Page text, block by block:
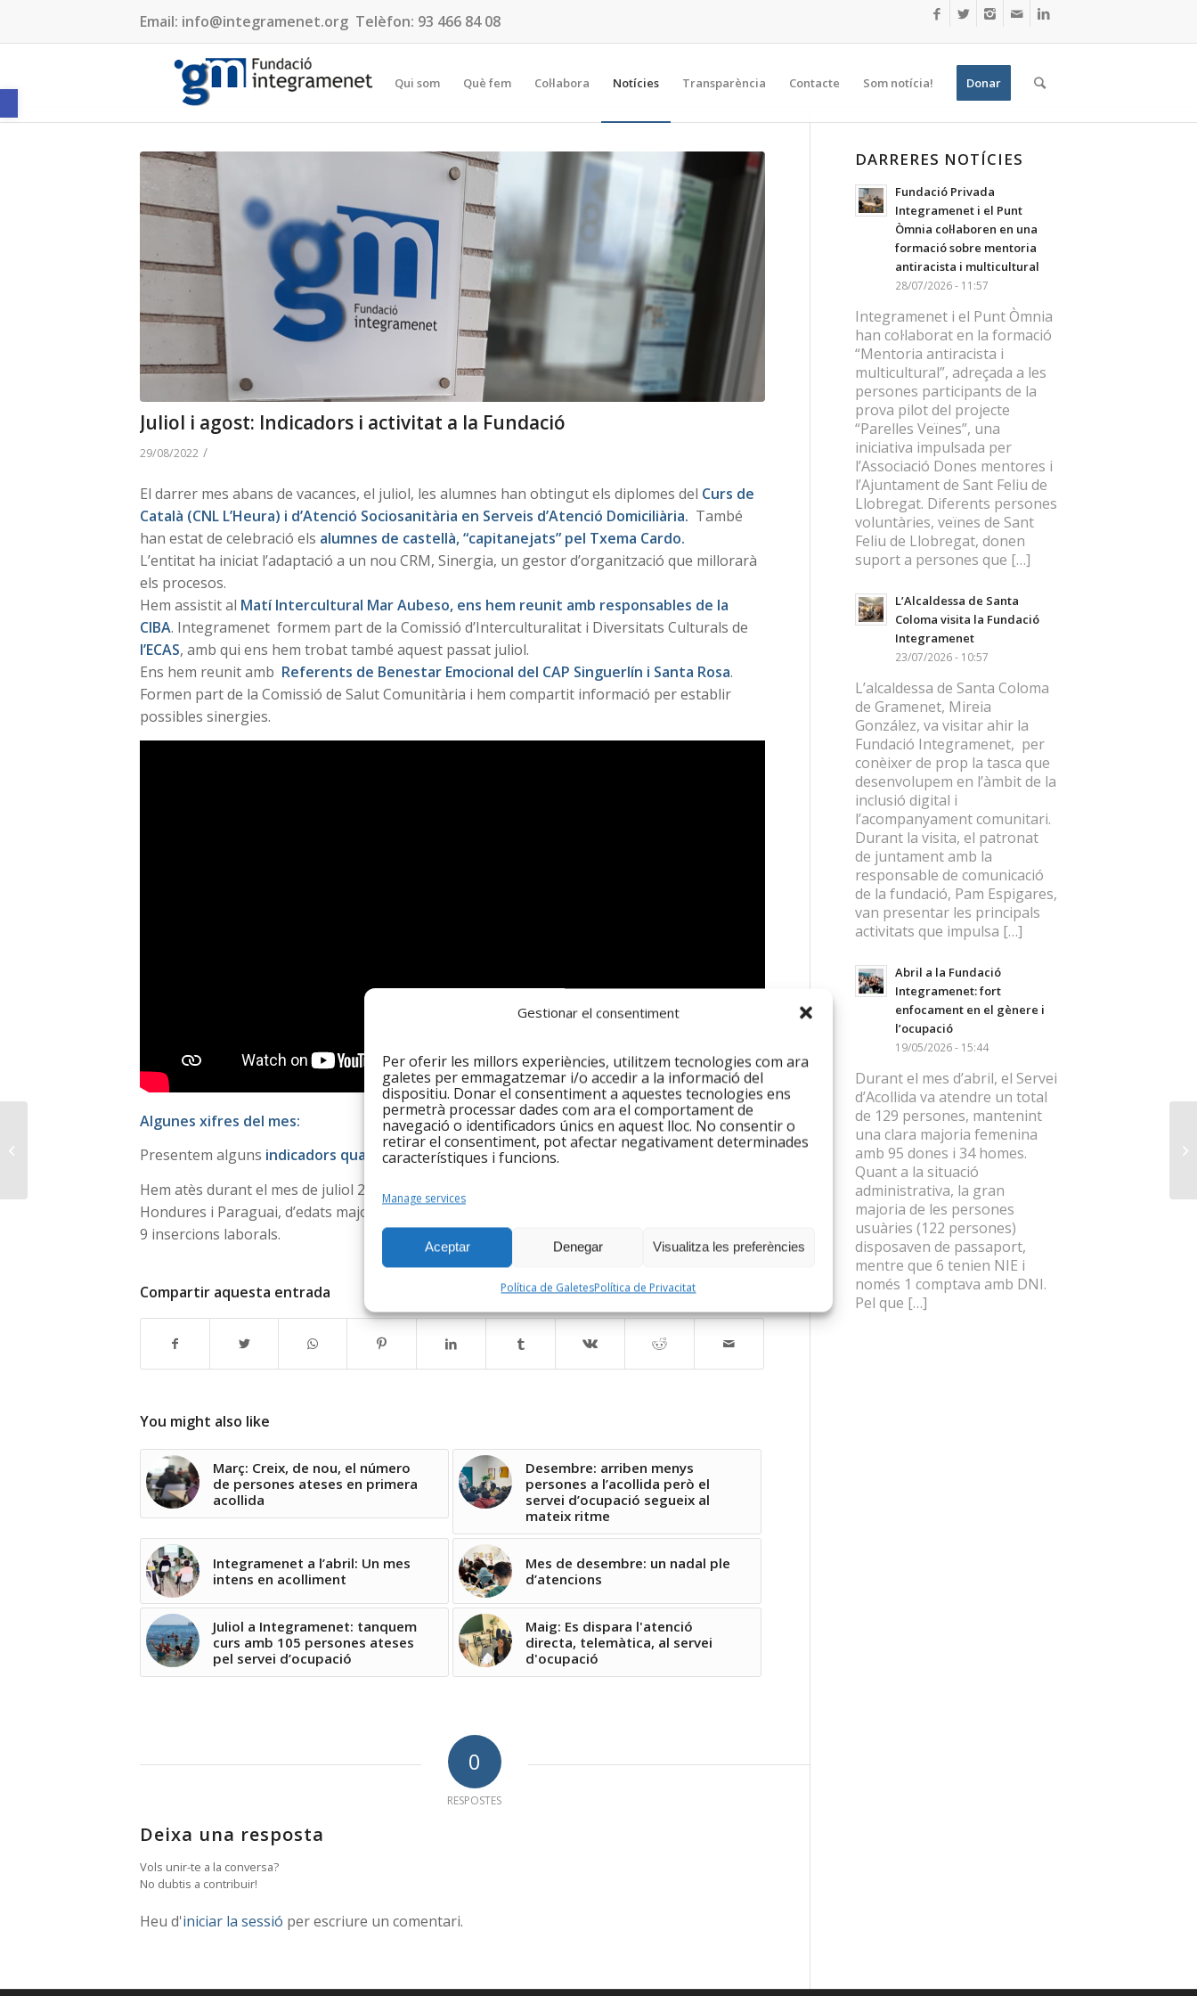
Obre la barra d'eines
Gestionar el consentiment
Per oferir les millors experiències, utilitzem tecnologies com ara
galetes per emmagatzemar i/o accedir a la informació del
dispositiu. Donar el consentiment a aquestes tecnologies ens
permetrà processar dades com ara el comportament de
navegació o identificadors únics en aquest lloc. No consentir o
retirar el consentiment, pot afectar negativament determinades
característiques i funcions.
Manage services
Aceptar Denegar Visualitza les preferències
Política de GaletesPolítica de Privacitat
Email: info@integramenet.org Telèfon: 93 466 84 08
Qui som Què fem Col·labora Notícies Transparència Contacte Som notícia! Donar
Juliol i agost: Indicadors i activitat a la Fundació
29/08/2022 /
El darrer mes abans de vacances, el juliol, les alumnes han obtingut els diplomes del Curs de
Català (CNL L’Heura) i d’Atenció Sociosanitària en Serveis d’Atenció Domiciliària. També
han estat de celebració els alumnes de castellà, “capitanejats” pel Txema Cardo.
L’entitat ha iniciat l’adaptació a un nou CRM, Sinergia, un gestor d’organització que millorarà
els procesos.
Hem assistit al Matí Intercultural Mar Aubeso, ens hem reunit amb responsables de la
CIBA. Integramenet formem part de la Comissió d’Interculturalitat i Diversitats Culturals de
l’ECAS, amb qui ens hem trobat també aquest passat juliol.
Ens hem reunit amb Referents de Benestar Emocional del CAP Singuerlín i Santa Rosa.
Formen part de la Comissió de Salut Comunitària i hem compartit informació per establir
possibles sinergies.
Algunes xifres del mes:
Presentem alguns indicadors quantitatius Servei Ocupació Juliol 2022
Hem atès durant el mes de juliol 25 persones, provinents en la seva majoria de Colòmbia,
Hondures i Paraguai, d’edats majoritàriament compreses entre els 46-65 anys. S’han produït
9 insercions laborals.
Compartir aquesta entrada
You might also like
Març: Creix, de nou, el número
de persones ateses en primera
acollida
Desembre: arriben menys
persones a l’acollida però el
servei d’ocupació segueix al
mateix ritme
Integramenet a l’abril: Un mes
intens en acolliment
Mes de desembre: un nadal ple
d’atencions
Juliol a Integramenet: tanquem
curs amb 105 persones ateses
pel servei d’ocupació
Maig: Es dispara l'atenció
directa, telemàtica, al servei
d'ocupació
0
RESPOSTES
Deixa una resposta
Vols unir-te a la conversa?
No dubtis a contribuir!
Heu d'iniciar la sessió per escriure un comentari.
DARRERES NOTÍCIES
Fundació Privada
Integramenet i el Punt
Òmnia col·laboren en una
formació sobre mentoria
antiracista i multicultural
28/07/2026 - 11:57
Integramenet i el Punt Òmnia
han col·laborat en la formació
“Mentoria antiracista i
multicultural”, adreçada a les
persones participants de la
prova pilot del projecte
“Parelles Veïnes”, una
iniciativa impulsada per
l’Associació Dones mentores i
l’Ajuntament de Sant Feliu de
Llobregat. Diferents persones
voluntàries, veïnes de Sant
Feliu de Llobregat, donen
suport a persones que […]
L’Alcaldessa de Santa
Coloma visita la Fundació
Integramenet
23/07/2026 - 10:57
L’alcaldessa de Santa Coloma
de Gramenet, Mireia
González, va visitar ahir la
Fundació Integramenet, per
conèixer de prop la tasca que
desenvolupem en l’àmbit de la
inclusió digital i
l’acompanyament comunitari.
Durant la visita, el patronat
de juntament amb la
responsable de comunicació
de la fundació, Pam Espigares,
van presentar les principals
activitats que impulsa […]
Abril a la Fundació
Integramenet: fort
enfocament en el gènere i
l’ocupació
19/05/2026 - 15:44
Durant el mes d’abril, el Servei
d’Acollida va atendre un total
de 129 persones, mantenint
una clara majoria femenina
amb 95 dones i 34 homes.
Quant a la situació
administrativa, la gran
majoria de les persones
usuàries (122 persones)
disposaven de passaport,
mentre que 6 tenien NIE i
només 1 comptava amb DNI.
Pel que […]
nostre podcast ‘Sense